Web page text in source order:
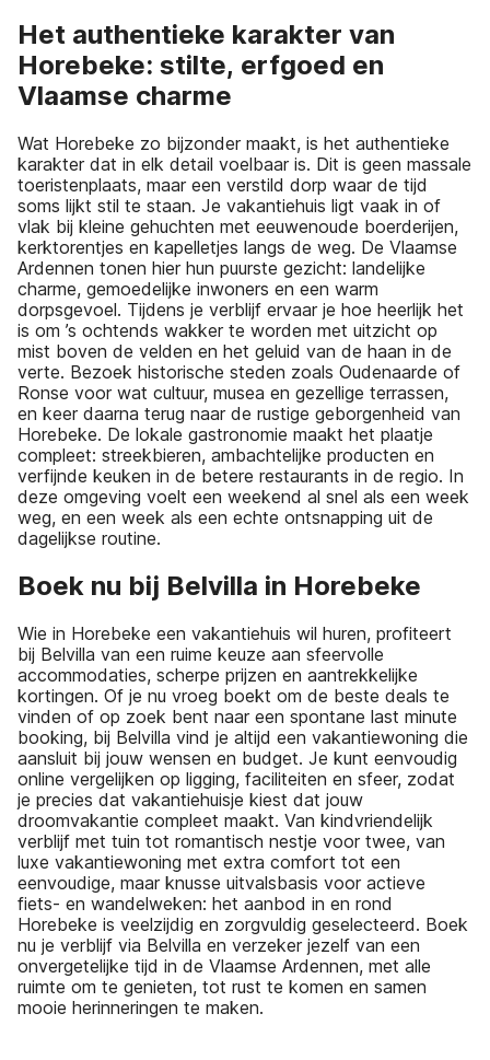
Het authentieke karakter van
Horebeke: stilte, erfgoed en
Vlaamse charme
Wat Horebeke zo bijzonder maakt, is het authentieke
karakter dat in elk detail voelbaar is. Dit is geen massale
toeristenplaats, maar een verstild dorp waar de tijd
soms lijkt stil te staan. Je vakantiehuis ligt vaak in of
vlak bij kleine gehuchten met eeuwenoude boerderijen,
kerktorentjes en kapelletjes langs de weg. De Vlaamse
Ardennen tonen hier hun puurste gezicht: landelijke
charme, gemoedelijke inwoners en een warm
dorpsgevoel. Tijdens je verblijf ervaar je hoe heerlijk het
is om ’s ochtends wakker te worden met uitzicht op
mist boven de velden en het geluid van de haan in de
verte. Bezoek historische steden zoals Oudenaarde of
Ronse voor wat cultuur, musea en gezellige terrassen,
en keer daarna terug naar de rustige geborgenheid van
Horebeke. De lokale gastronomie maakt het plaatje
compleet: streekbieren, ambachtelijke producten en
verfijnde keuken in de betere restaurants in de regio. In
deze omgeving voelt een weekend al snel als een week
weg, en een week als een echte ontsnapping uit de
dagelijkse routine.
Boek nu bij Belvilla in Horebeke
Wie in Horebeke een vakantiehuis wil huren, profiteert
bij Belvilla van een ruime keuze aan sfeervolle
accommodaties, scherpe prijzen en aantrekkelijke
kortingen. Of je nu vroeg boekt om de beste deals te
vinden of op zoek bent naar een spontane last minute
booking, bij Belvilla vind je altijd een vakantiewoning die
aansluit bij jouw wensen en budget. Je kunt eenvoudig
online vergelijken op ligging, faciliteiten en sfeer, zodat
je precies dat vakantiehuisje kiest dat jouw
droomvakantie compleet maakt. Van kindvriendelijk
verblijf met tuin tot romantisch nestje voor twee, van
luxe vakantiewoning met extra comfort tot een
eenvoudige, maar knusse uitvalsbasis voor actieve
fiets- en wandelweken: het aanbod in en rond
Horebeke is veelzijdig en zorgvuldig geselecteerd. Boek
nu je verblijf via Belvilla en verzeker jezelf van een
onvergetelijke tijd in de Vlaamse Ardennen, met alle
ruimte om te genieten, tot rust te komen en samen
mooie herinneringen te maken.